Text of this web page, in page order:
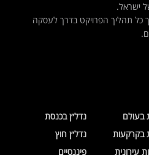
ישראל.
כל תהליך הפרויקט בדרך לעסקה
בעולם
בקרקעות
עירונית
נדל״ן בכנסת
נדל״ן חוץ
פיננסיים